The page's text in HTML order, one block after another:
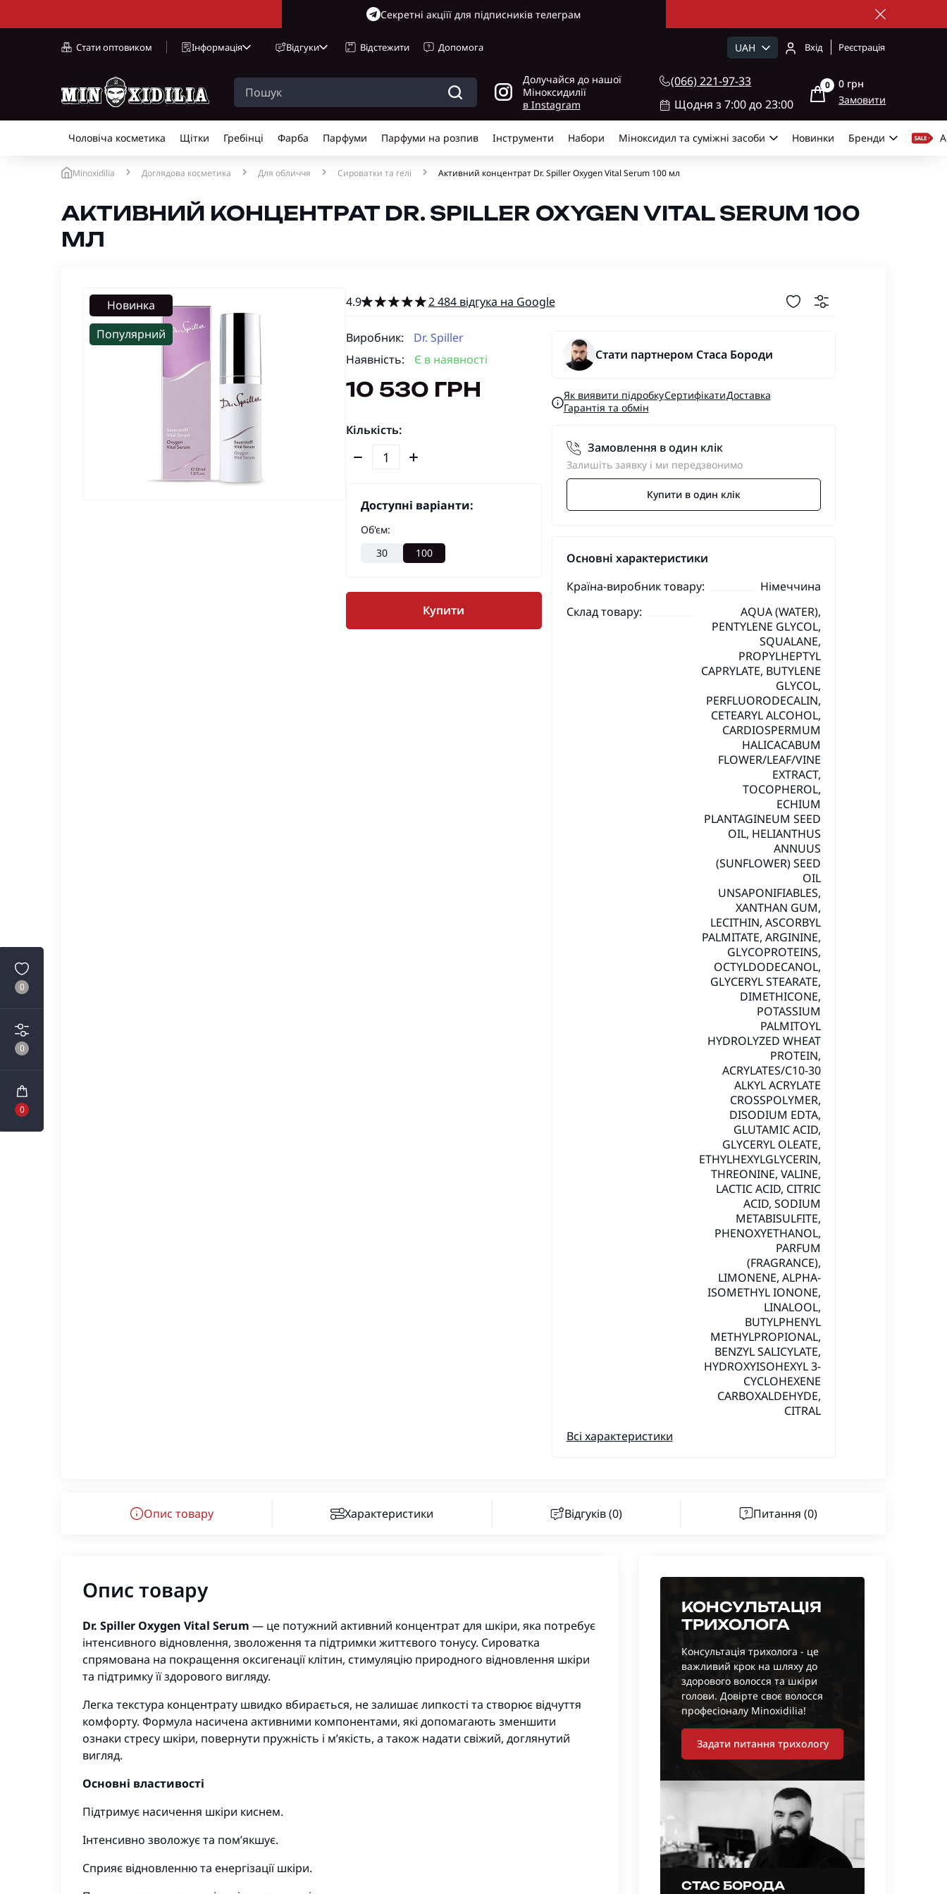
0
0
0
Cекретні акціїї для підписників телеграм
Стати оптовиком Інформація Відгуки Відстежити Допомога UAH Вхід Реєстрація
Долучайся до нашої
Міноксидилії
в Instagram
(066) 221-97-33
Щодня з 7:00 до 23:00
0
0 грн
Замовити
Чоловіча косметика Щітки Гребінці Фарба Парфуми Парфуми на розпив Інструменти Набори Міноксидил та суміжні засоби Новинки Бренди
Minoxidilia Доглядова косметика Для обличчя Сироватки та гелі Активний концентрат Dr. Spiller Oxygen Vital Serum 100 мл
АКТИВНИЙ КОНЦЕНТРАТ DR. SPILLER OXYGEN VITAL SERUM 100
МЛ
Новинка
Популярний
4.9 2 484 відгука на Google
Виробник:
Dr. Spiller
Наявність:
Є в наявності
10 530 ГРН
Кількість:
Доступні варіанти:
Об'єм:
30
100
Купити
Стати партнером Стаса Бороди
Як виявити підробкуСертифікатиДоставка
Гарантія та обмін
Замовлення в один клік
Залишіть заявку і ми передзвонимо
Купити в один клік
Основні характеристики
Країна-виробник товару:
Німеччина
Склад товару:
AQUA (WATER),
PENTYLENE GLYCOL,
SQUALANE,
PROPYLHEPTYL
CAPRYLATE, BUTYLENE
GLYCOL,
PERFLUORODECALIN,
CETEARYL ALCOHOL,
CARDIOSPERMUM
HALICACABUM
FLOWER/LEAF/VINE
EXTRACT,
TOCOPHEROL,
ECHIUM
PLANTAGINEUM SEED
OIL, HELIANTHUS
ANNUUS
(SUNFLOWER) SEED
OIL
UNSAPONIFIABLES,
XANTHAN GUM,
LECITHIN, ASCORBYL
PALMITATE, ARGININE,
GLYCOPROTEINS,
OCTYLDODECANOL,
GLYCERYL STEARATE,
DIMETHICONE,
POTASSIUM
PALMITOYL
HYDROLYZED WHEAT
PROTEIN,
ACRYLATES/C10-30
ALKYL ACRYLATE
CROSSPOLYMER,
DISODIUM EDTA,
GLUTAMIC ACID,
GLYCERYL OLEATE,
ETHYLHEXYLGLYCERIN,
THREONINE, VALINE,
LACTIC ACID, CITRIC
ACID, SODIUM
METABISULFITE,
PHENOXYETHANOL,
PARFUM
(FRAGRANCE),
LIMONENE, ALPHA-
ISOMETHYL IONONE,
LINALOOL,
BUTYLPHENYL
METHYLPROPIONAL,
BENZYL SALICYLATE,
HYDROXYISOHEXYL 3-
CYCLOHEXENE
CARBOXALDEHYDE,
CITRAL
Всі характеристики
Опис товару Характеристики Відгуків (0) Питання (0)
Опис товару
Dr. Spiller Oxygen Vital Serum — це потужний активний концентрат для шкіри, яка потребує
інтенсивного відновлення, зволоження та підтримки життєвого тонусу. Сироватка
спрямована на покращення оксигенації клітин, стимуляцію природного відновлення шкіри
та підтримку її здорового вигляду.
Легка текстура концентрату швидко вбирається, не залишає липкості та створює відчуття
комфорту. Формула насичена активними компонентами, які допомагають зменшити
ознаки стресу шкіри, повернути пружність і м’якість, а також надати свіжий, доглянутий
вигляд.
Основні властивості
Підтримує насичення шкіри киснем.
Інтенсивно зволожує та пом’якшує.
Сприяє відновленню та енергізації шкіри.
КОНСУЛЬТАЦІЯ
ТРИХОЛОГА
Консультація трихолога - це
важливий крок на шляху до
здорового волосся та шкіри
голови. Довірте своє волосся
професіоналу Minoxidilia!
Задати питання трихологу
СТАС БОРОДА